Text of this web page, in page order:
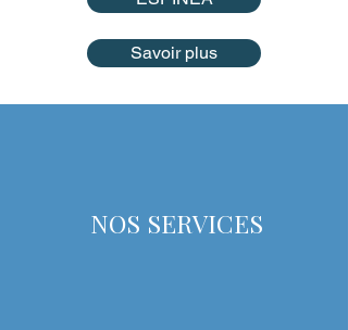
Savoir plus
NOS SERVICES